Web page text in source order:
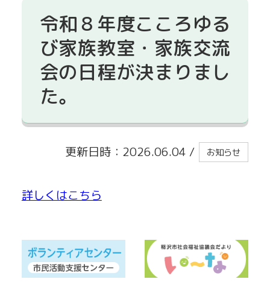
サービス
寄付募金
令和８年度こころゆる
び家族教室・家族交流
会の日程が決まりまし
た。
更新日時：2026.06.04 / お知らせ
詳しくはこちら